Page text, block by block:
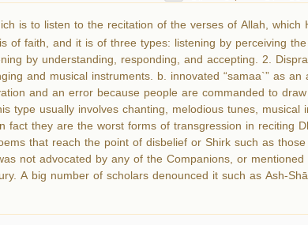
is to listen to the recitation of the verses of Allah,
of faith, and it is of three types: listening by perceiving
by understanding, responding, and accepting. 2.
and musical instruments. b. innovated “samaa`” as
and an error because people are commanded to
type usually involves chanting, melodious tunes,
they are the worst forms of transgression in reciting
that reach the point of disbelief or Shirk such as
not advocated by any of the Companions, or mentioned
A big number of scholars denounced it such as Ash-